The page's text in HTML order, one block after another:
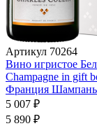
Артикул 70264
Вино игристое
Champagne in gift
Франция Шампань
5 007 ₽
5 890 ₽